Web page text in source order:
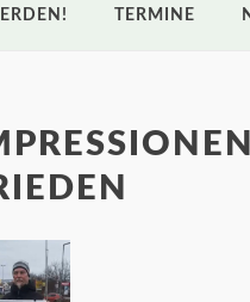
TERMINE